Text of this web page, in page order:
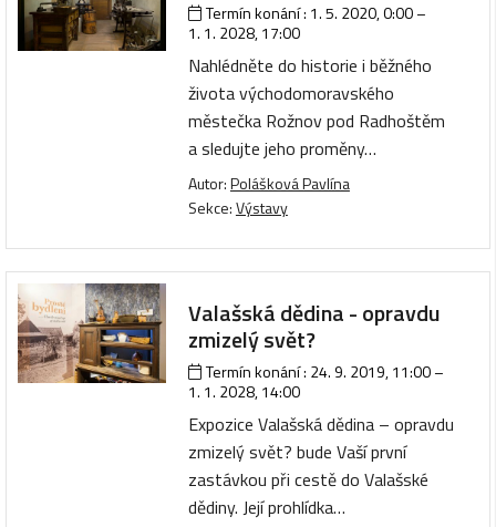
Termín konání : 1. 5. 2020, 0:00–
1. 1. 2028, 17:00
Nahlédněte do historie i běžného
života východomoravského
městečka Rožnov pod Radhoštěm
a sledujte jeho proměny…
Autor:Polášková Pavlína
Sekce:Výstavy
Valašská dědina - opravdu
zmizelý svět?
Termín konání : 24. 9. 2019, 11:00–
1. 1. 2028, 14:00
Expozice Valašská dědina – opravdu
zmizelý svět? bude Vaší první
zastávkou při cestě do Valašské
dědiny. Její prohlídka…